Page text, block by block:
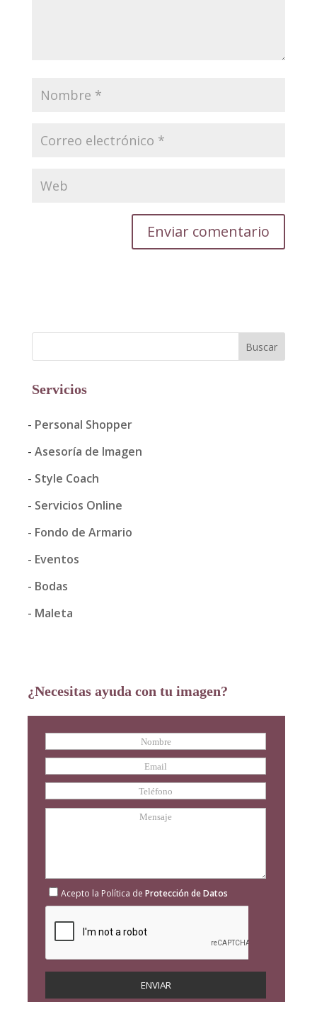
Servicios
Personal Shopper
Asesoría de Imagen
Style Coach
Servicios Online
Fondo de Armario
Eventos
Bodas
Maleta
¿Necesitas ayuda con tu imagen?
Acepto la Política deProtección de Datos